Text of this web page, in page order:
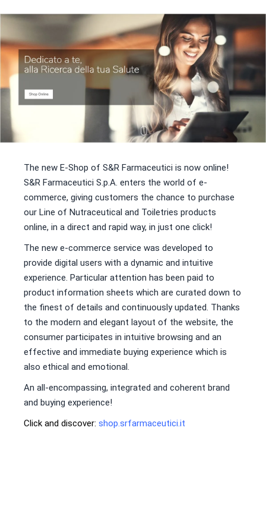
The new E-Shop of S&R Farmaceutici is now online!
S&R Farmaceutici S.p.A. enters the world of e-
commerce, giving customers the chance to purchase
our Line of Nutraceutical and Toiletries products
online, in a direct and rapid way, in just one click!
The new e-commerce service was developed to
provide digital users with a dynamic and intuitive
experience. Particular attention has been paid to
product information sheets which are curated down to
the finest of details and continuously updated. Thanks
to the modern and elegant layout of the website, the
consumer participates in intuitive browsing and an
effective and immediate buying experience which is
also ethical and emotional.
An all-encompassing, integrated and coherent brand
and buying experience!
Click and discover: shop.srfarmaceutici.it